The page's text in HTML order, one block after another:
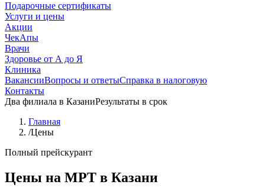
Подарочные сертификаты
Услуги и цены
Акции
ЧекАпы
Врачи
Здоровье от А до Я
Клиника
ВакансииВопросы и ответыСправка в налоговую
Контакты
Два филиала в КазаниРезультаты в срок
Главная
/Цены
Полный прейскурант
Цены на МРТ в Казани